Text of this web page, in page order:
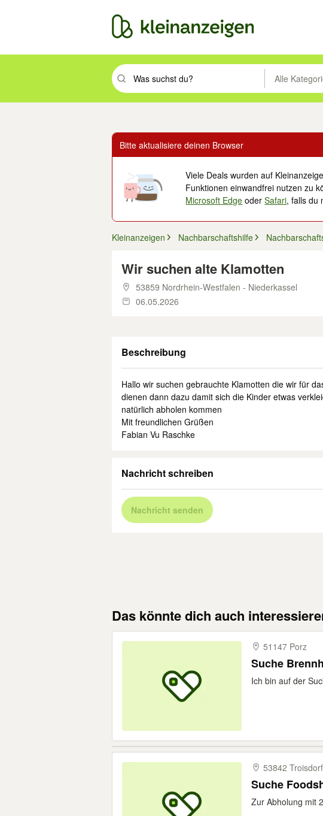
Suchbegriff eingeben. Eingabetaste drücken um zu
Alle
Bitte aktualisiere deinen Browser
Viele Deals wurden auf
Funktionen einwandfrei nutzen zu
Microsoft Edge oderSafari, falls du
Kleinanzeigen Nachbarschaftshilfe
Wir suchen alte Klamotten
53859 Nordrhein-Westfalen - Niederkassel
06.05.2026
Beschreibung
Hallo wir suchen gebrauchte Klamotten die wir für
dienen dann dazu damit sich die Kinder etwas
natürlich abholen kommen
Mit freundlichen Grüßen
Fabian Vu Raschke
Nachricht schreiben
Nachricht senden
Das könnte dich auch
51147 Porz
Suche
Ich bin auf der
53842 Troisdorf
Suche
Zur Abholung mit